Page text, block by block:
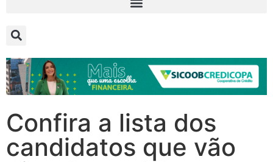
Confira a lista dos
candidatos que vão